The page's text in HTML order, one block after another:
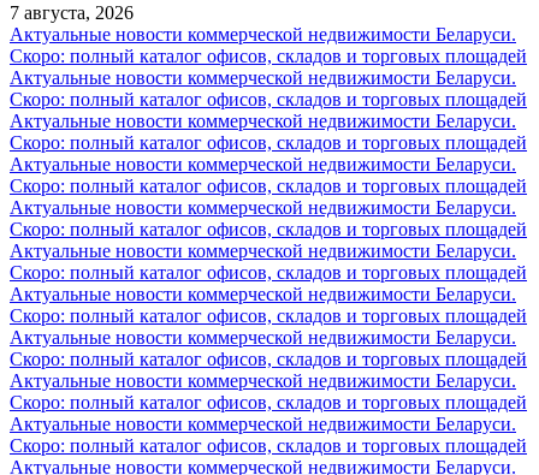
7 августа, 2026
Актуальные новости коммерческой недвижимости Беларуси.
Скоро: полный каталог офисов, складов и торговых площадей
Актуальные новости коммерческой недвижимости Беларуси.
Скоро: полный каталог офисов, складов и торговых площадей
Актуальные новости коммерческой недвижимости Беларуси.
Скоро: полный каталог офисов, складов и торговых площадей
Актуальные новости коммерческой недвижимости Беларуси.
Скоро: полный каталог офисов, складов и торговых площадей
Актуальные новости коммерческой недвижимости Беларуси.
Скоро: полный каталог офисов, складов и торговых площадей
Актуальные новости коммерческой недвижимости Беларуси.
Скоро: полный каталог офисов, складов и торговых площадей
Актуальные новости коммерческой недвижимости Беларуси.
Скоро: полный каталог офисов, складов и торговых площадей
Актуальные новости коммерческой недвижимости Беларуси.
Скоро: полный каталог офисов, складов и торговых площадей
Актуальные новости коммерческой недвижимости Беларуси.
Скоро: полный каталог офисов, складов и торговых площадей
Актуальные новости коммерческой недвижимости Беларуси.
Скоро: полный каталог офисов, складов и торговых площадей
Актуальные новости коммерческой недвижимости Беларуси.